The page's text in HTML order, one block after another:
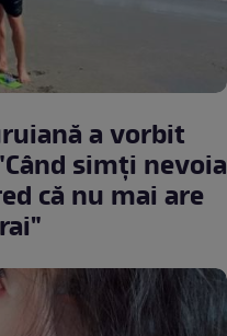
a vorbit
simţi nevoia
că nu mai are